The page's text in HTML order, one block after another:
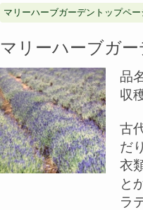
マリーハーブガーデントップペー
マリーハーブガ
品
収
古
だ
衣
と
ラ